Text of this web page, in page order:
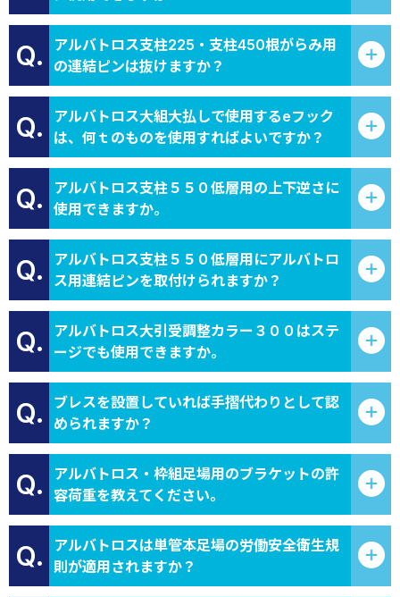
Q.
アルバトロス支柱225・支柱450根がらみ用
の連結ピンは抜けますか？
Q.
アルバトロス大組大払しで使用するeフック
は、何ｔのものを使用すればよいですか？
Q.
アルバトロス支柱５５０低層用の上下逆さに
使用できますか。
Q.
アルバトロス支柱５５０低層用にアルバトロ
ス用連結ピンを取付けられますか？
Q.
アルバトロス大引受調整カラー３００はステ
ージでも使用できますか。
Q.
ブレスを設置していれば手摺代わりとして認
められますか？
Q.
アルバトロス・枠組足場用のブラケットの許
容荷重を教えてください。
Q.
アルバトロスは単管本足場の労働安全衛生規
則が適用されますか？